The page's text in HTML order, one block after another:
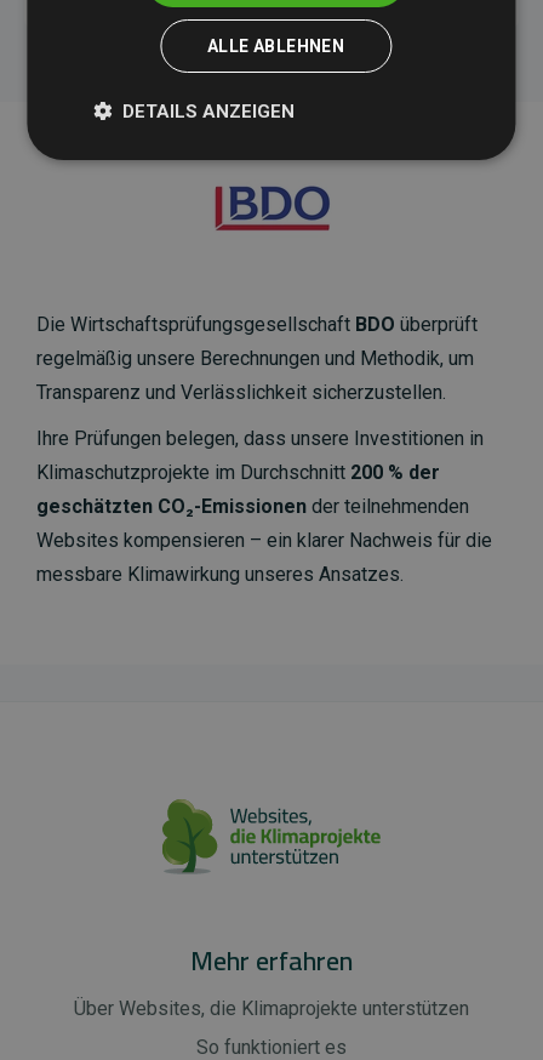
Die Wirtschaftsprüfungsgesellschaft BDO überprüft
regelmäßig unsere Berechnungen und Methodik, um
Transparenz und Verlässlichkeit sicherzustellen.
Ihre Prüfungen belegen, dass unsere Investitionen in
Klimaschutzprojekte im Durchschnitt 200 % der
geschätzten CO₂-Emissionen der teilnehmenden
Websites kompensieren – ein klarer Nachweis für die
messbare Klimawirkung unseres Ansatzes.
Mehr erfahren
Über Websites, die Klimaprojekte unterstützen
So funktioniert es
ALLE ABLEHNEN
DETAILS ANZEIGEN